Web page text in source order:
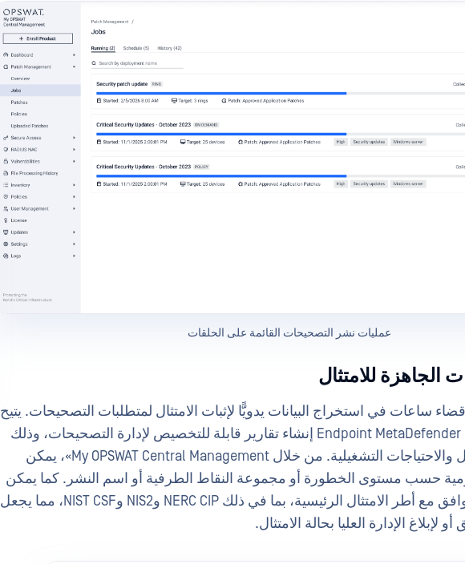
عمليات نشر التصحيحات القائمة على الحلقات
الجاهزة للامتثال
ساعات في استخراج البيانات يدويًّا لإثبات الامتثال لمتطلبات التصحيحات. يتيح
هذا الإصدارEndpoint MetaDefender Endpoint إنشاء تقارير قابلة للتخصيص لإدارة التصحيحات، وذلك
لتلبية متطلبات الامتثال والاحتياجات التشغيلية. من خلال My OPSWAT Central Management»، يمكن
حسب مستوى الخطورة أو مجموعة النقاط الطرفية أو اسم النشر. كما يمكن
تصديرها بتنسيقات تتوافق مع أطر الامتثال الرئيسية، بما في ذلك NERC CIP وNIS2 وNIST CSF، مما يجعل
لإبلاغ الإدارة العليا بحالة الامتثال.